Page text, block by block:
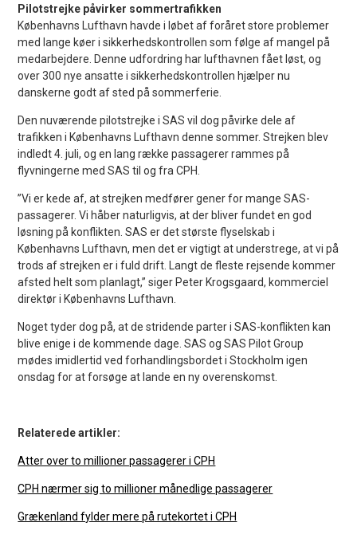
Pilotstrejke påvirker sommertrafikken
Københavns Lufthavn havde i løbet af foråret store problemer
med lange køer i sikkerhedskontrollen som følge af mangel på
medarbejdere. Denne udfordring har lufthavnen fået løst, og
over 300 nye ansatte i sikkerhedskontrollen hjælper nu
danskerne godt af sted på sommerferie.
Den nuværende pilotstrejke i SAS vil dog påvirke dele af
trafikken i Københavns Lufthavn denne sommer. Strejken blev
indledt 4. juli, og en lang række passagerer rammes på
flyvningerne med SAS til og fra CPH.
”Vi er kede af, at strejken medfører gener for mange SAS-
passagerer. Vi håber naturligvis, at der bliver fundet en god
løsning på konflikten. SAS er det største flyselskab i
Københavns Lufthavn, men det er vigtigt at understrege, at vi på
trods af strejken er i fuld drift. Langt de fleste rejsende kommer
afsted helt som planlagt,” siger Peter Krogsgaard, kommerciel
direktør i Københavns Lufthavn.
Noget tyder dog på, at de stridende parter i SAS-konflikten kan
blive enige i de kommende dage. SAS og SAS Pilot Group
mødes imidlertid ved forhandlingsbordet i Stockholm igen
onsdag for at forsøge at lande en ny overenskomst.
Relaterede artikler:
Atter over to millioner passagerer i CPH
CPH nærmer sig to millioner månedlige passagerer
Grækenland fylder mere på rutekortet i CPH